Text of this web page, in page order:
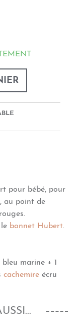
pour bébé, pour
au point de
bonnet Hubert.
bleu marine + 1
cachemire écru